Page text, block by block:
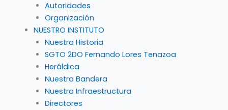
Autoridades
Organización
NUESTRO INSTITUTO
Nuestra Historia
SGTO 2DO Fernando Lores Tenazoa
Heráldica
Nuestra Bandera
Nuestra Infraestructura
Directores